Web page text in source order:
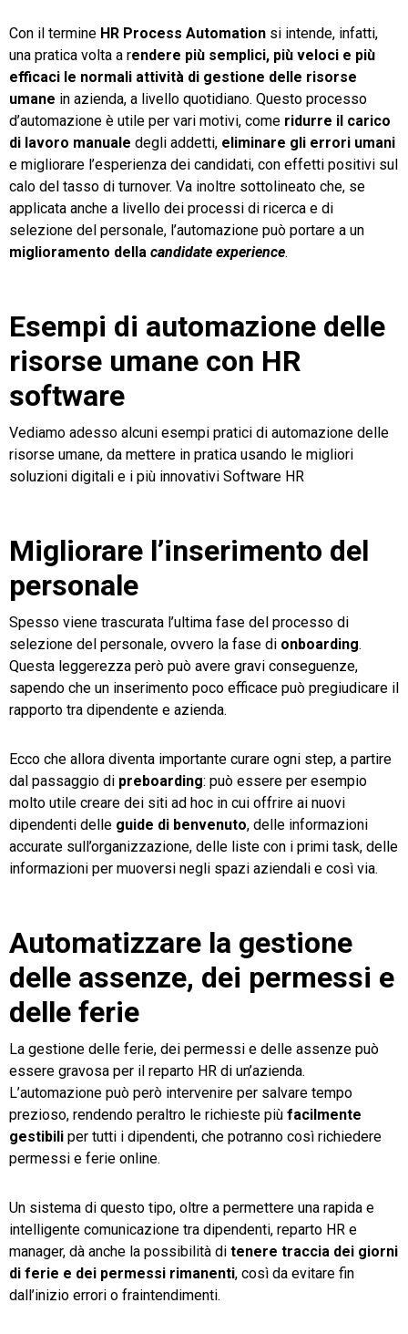
Con il termine HR Process Automation si intende, infatti,
una pratica volta a rendere più semplici, più veloci e più
efficaci le normali attività di gestione delle risorse
umane in azienda, a livello quotidiano. Questo processo
d’automazione è utile per vari motivi, come ridurre il carico
di lavoro manuale degli addetti, eliminare gli errori umani
e migliorare l’esperienza dei candidati, con effetti positivi sul
calo del tasso di turnover. Va inoltre sottolineato che, se
applicata anche a livello dei processi di ricerca e di
selezione del personale, l’automazione può portare a un
miglioramento della candidate experience.
Esempi di automazione delle
risorse umane con HR
software
Vediamo adesso alcuni esempi pratici di automazione delle
risorse umane, da mettere in pratica usando le migliori
soluzioni digitali e i più innovativi Software HR
Migliorare l’inserimento del
personale
Spesso viene trascurata l’ultima fase del processo di
selezione del personale, ovvero la fase di onboarding.
Questa leggerezza però può avere gravi conseguenze,
sapendo che un inserimento poco efficace può pregiudicare il
rapporto tra dipendente e azienda.
Ecco che allora diventa importante curare ogni step, a partire
dal passaggio di preboarding: può essere per esempio
molto utile creare dei siti ad hoc in cui offrire ai nuovi
dipendenti delle guide di benvenuto, delle informazioni
accurate sull’organizzazione, delle liste con i primi task, delle
informazioni per muoversi negli spazi aziendali e così via.
Automatizzare la gestione
delle assenze, dei permessi e
delle ferie
La gestione delle ferie, dei permessi e delle assenze può
essere gravosa per il reparto HR di un’azienda.
L’automazione può però intervenire per salvare tempo
prezioso, rendendo peraltro le richieste più facilmente
gestibili per tutti i dipendenti, che potranno così richiedere
permessi e ferie online.
Un sistema di questo tipo, oltre a permettere una rapida e
intelligente comunicazione tra dipendenti, reparto HR e
manager, dà anche la possibilità di tenere traccia dei giorni
di ferie e dei permessi rimanenti, così da evitare fin
dall’inizio errori o fraintendimenti.